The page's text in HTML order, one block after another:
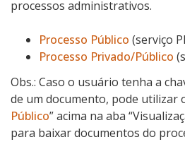
processos administrativos.
Processo Público (serviço
Processo Privado/Público
Obs.: Caso o usuário tenha a
de um documento, pode utilizar
Público” acima na aba
para baixar documentos do